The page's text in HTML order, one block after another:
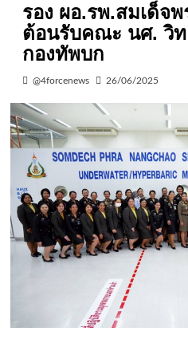
รอง ผอ.รพ.สมเด็จพ
ต้อนรับคณะ นศ. วิท
กองทัพบก
@4forcenews 26/06/2025